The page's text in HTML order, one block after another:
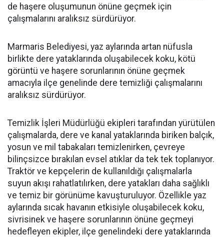
de haşere oluşumunun önüne geçmek için
çalışmalarını aralıksız sürdürüyor.
Marmaris Belediyesi, yaz aylarında artan nüfusla
birlikte dere yataklarında oluşabilecek koku, kötü
görüntü ve haşere sorunlarının önüne geçmek
amacıyla ilçe genelinde dere temizliği çalışmalarını
aralıksız sürdürüyor.
Temizlik İşleri Müdürlüğü ekipleri tarafından yürütülen
çalışmalarda, dere ve kanal yataklarında biriken balçık,
yosun ve mil tabakaları temizlenirken, çevreye
bilinçsizce bırakılan evsel atıklar da tek tek toplanıyor.
Traktör ve kepçelerin de kullanıldığı çalışmalarla
suyun akışı rahatlatılırken, dere yatakları daha sağlıklı
ve temiz bir görünüme kavuşturuluyor. Özellikle yaz
aylarında sıcak havanın etkisiyle oluşabilecek koku,
sivrisinek ve haşere sorunlarının önüne geçmeyi
hedefleyen ekipler, ilçe genelindeki dere yataklarında